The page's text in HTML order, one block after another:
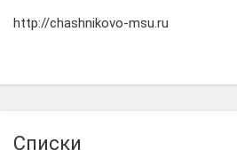
http://chashnikovo-msu.ru
Списки